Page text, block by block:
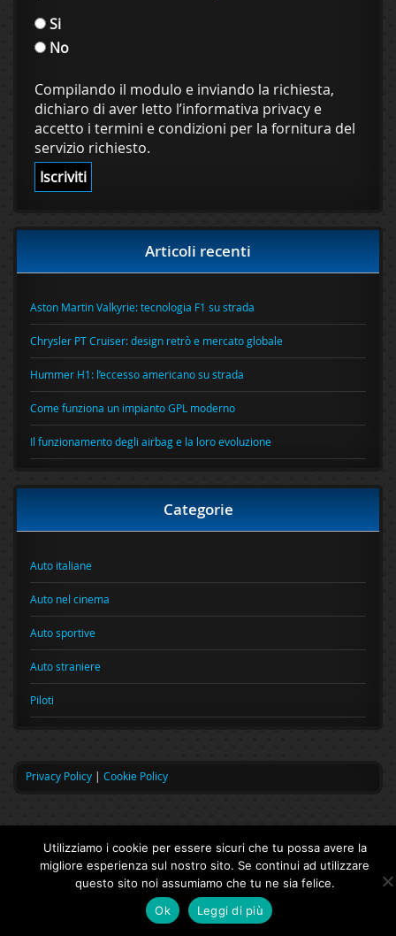
Si
No
Compilando il modulo e inviando la richiesta,
dichiaro di aver letto l’informativa privacy e
accetto i termini e condizioni per la fornitura del
servizio richiesto.
Articoli recenti
Aston Martin Valkyrie: tecnologia F1 su strada
Chrysler PT Cruiser: design retrò e mercato globale
Hummer H1: l’eccesso americano su strada
Come funziona un impianto GPL moderno
Il funzionamento degli airbag e la loro evoluzione
Categorie
Auto italiane
Auto nel cinema
Auto sportive
Auto straniere
Piloti
Privacy Policy | Cookie Policy
Utilizziamo i cookie per essere sicuri che tu possa avere la
migliore esperienza sul nostro sito. Se continui ad utilizzare
questo sito noi assumiamo che tu ne sia felice.
Ok
Leggi di più